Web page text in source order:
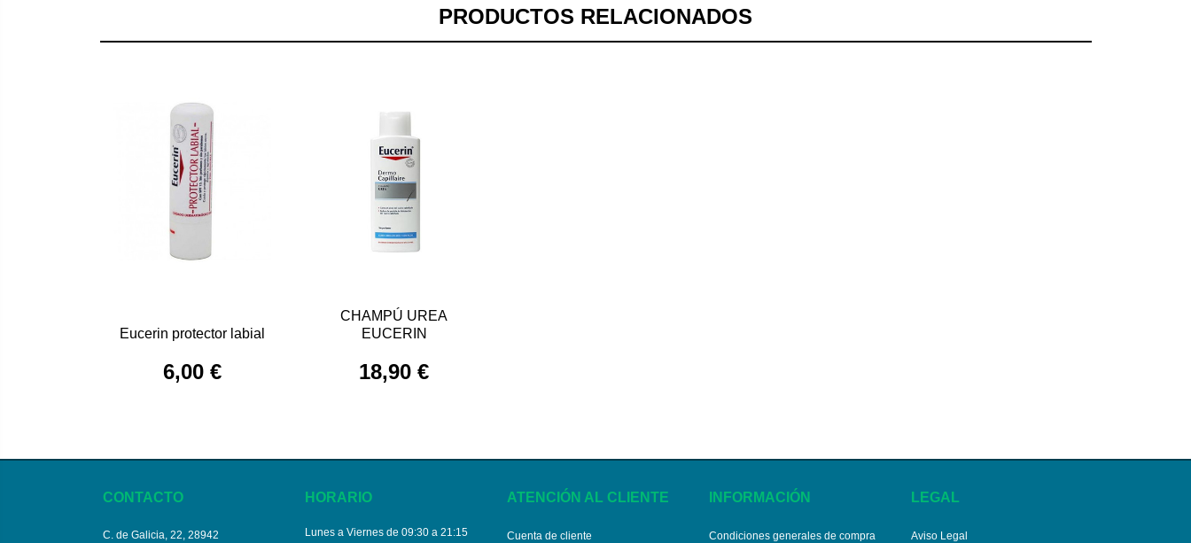
PRODUCTOS RELACIONADOS
Eucerin protector labial
6,00 €
CHAMPÚ UREA
EUCERIN
18,90 €
CONTACTO
C. de Galicia, 22, 28942
HORARIO
Lunes a Viernes de 09:30 a 21:15
ATENCIÓN AL CLIENTE
Cuenta de cliente
INFORMACIÓN
Condiciones generales de compra
LEGAL
Aviso Legal